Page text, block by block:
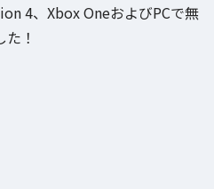
4、Xbox OneおよびPCで無
！